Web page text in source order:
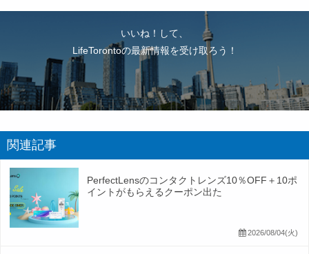
いいね！して、
LifeTorontoの最新情報を受け取ろう！
関連記事
PerfectLensのコンタクトレンズ10％OFF＋10ポ
イントがもらえるクーポン出た
2026/08/04(火)